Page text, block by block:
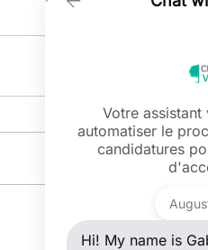
Voir tout
Ask a question
Hi! My name is
choose the right
tell me a little about
does your company
Votre
automatiser le
candidatures
Hi! My name is